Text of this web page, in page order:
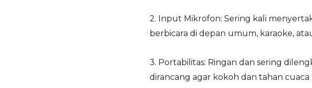
2. Input Mikrofon: Sering kali
berbicara di depan umum, karaoke,
3. Portabilitas: Ringan dan sering
dirancang agar kokoh dan tahan